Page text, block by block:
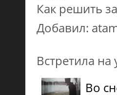
Как решить
Добавил:
Встретила
Во